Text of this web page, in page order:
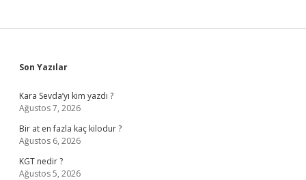
Sidebar
Son Yazılar
Kara Sevda’yı kim yazdı ?
Ağustos 7, 2026
Bir at en fazla kaç kilodur ?
Ağustos 6, 2026
KGT nedir ?
Ağustos 5, 2026